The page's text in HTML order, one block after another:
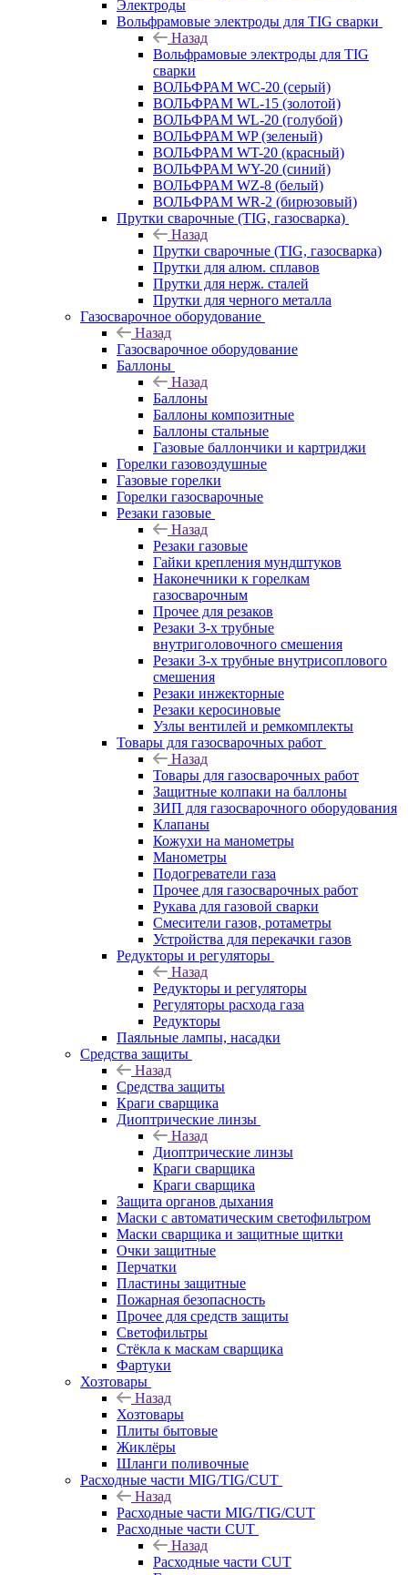
Электроды
Вольфрамовые электроды для TIG сварки
Назад
Вольфрамовые электроды для TIG
сварки
ВОЛЬФРАМ WC-20 (серый)
ВОЛЬФРАМ WL-15 (золотой)
ВОЛЬФРАМ WL-20 (голубой)
ВОЛЬФРАМ WP (зеленый)
ВОЛЬФРАМ WT-20 (красный)
ВОЛЬФРАМ WY-20 (синий)
ВОЛЬФРАМ WZ-8 (белый)
ВОЛЬФРАМ WR-2 (бирюзовый)
Прутки сварочные (TIG, газосварка)
Назад
Прутки сварочные (TIG, газосварка)
Прутки для алюм. сплавов
Прутки для нерж. сталей
Прутки для черного металла
Газосварочное оборудование
Назад
Газосварочное оборудование
Баллоны
Назад
Баллоны
Баллоны композитные
Баллоны стальные
Газовые баллончики и картриджи
Горелки газовоздушные
Газовые горелки
Горелки газосварочные
Резаки газовые
Назад
Резаки газовые
Гайки крепления мундштуков
Наконечники к горелкам
газосварочным
Прочее для резаков
Резаки 3-х трубные
внутриголовочного смешения
Резаки 3-х трубные внутрисоплового
смешения
Резаки инжекторные
Резаки керосиновые
Узлы вентилей и ремкомплекты
Товары для газосварочных работ
Назад
Товары для газосварочных работ
Защитные колпаки на баллоны
ЗИП для газосварочного оборудования
Клапаны
Кожухи на манометры
Манометры
Подогреватели газа
Прочее для газосварочных работ
Рукава для газовой сварки
Смесители газов, ротаметры
Устройства для перекачки газов
Редукторы и регуляторы
Назад
Редукторы и регуляторы
Регуляторы расхода газа
Редукторы
Паяльные лампы, насадки
Средства защиты
Назад
Средства защиты
Краги сварщика
Диоптрические линзы
Назад
Диоптрические линзы
Краги сварщика
Краги сварщика
Защита органов дыхания
Маски с автоматическим светофильтром
Маски сварщика и защитные щитки
Очки защитные
Перчатки
Пластины защитные
Пожарная безопасность
Прочее для средств защиты
Светофильтры
Стёкла к маскам сварщика
Фартуки
Хозтовары
Назад
Хозтовары
Плиты бытовые
Жиклёры
Шланги поливочные
Расходные части MIG/TIG/CUT
Назад
Расходные части MIG/TIG/CUT
Расходные части CUT
Назад
Расходные части CUT